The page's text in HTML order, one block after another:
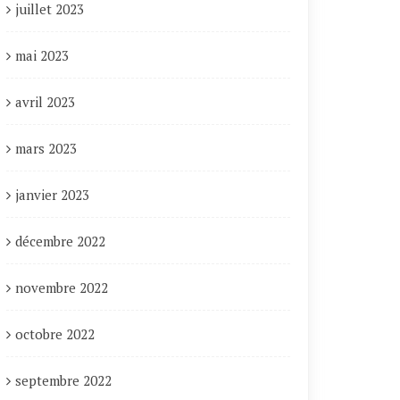
juillet 2023
mai 2023
avril 2023
mars 2023
janvier 2023
décembre 2022
novembre 2022
octobre 2022
septembre 2022